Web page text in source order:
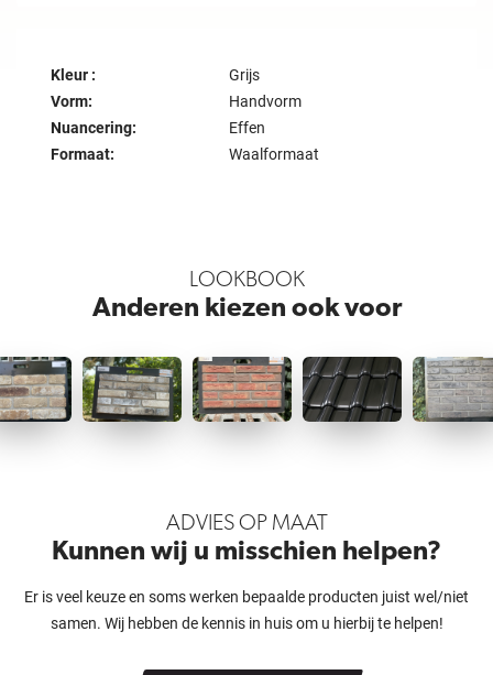
Kleur :
Grijs
Vorm:
Handvorm
Nuancering:
Effen
Formaat:
Waalformaat
LOOKBOOK
Anderen kiezen ook voor
ADVIES OP MAAT
Kunnen wij u misschien helpen?
Er is veel keuze en soms werken bepaalde producten juist wel/niet
samen. Wij hebben de kennis in huis om u hierbij te helpen!